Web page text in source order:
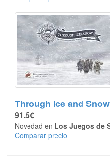
Through Ice and
91.5€
Novedad en Los Juegos de
Comparar precio